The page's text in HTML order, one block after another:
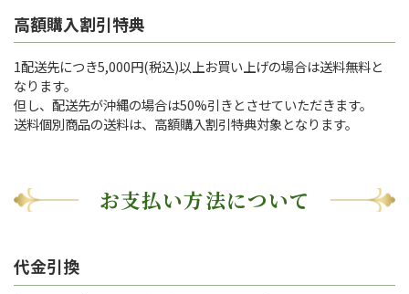
高額購入割引特典
1配送先につき5,000円(税込)以上お買い上げの場合は送料無料と
なります。
但し、配送先が沖縄の場合は50%引きとさせていただきます。
送料個別商品の送料は、高額購入割引特典対象となります。
お支払い方法について
代金引換